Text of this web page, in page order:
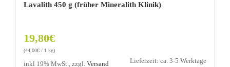
Lavalith 450 g (früher Mineralith Klinik)
19,80€
(44,00€ / 1 kg)
inkl 19% MwSt., zzgl. Versand Lieferzeit: ca. 3-5 Werktage